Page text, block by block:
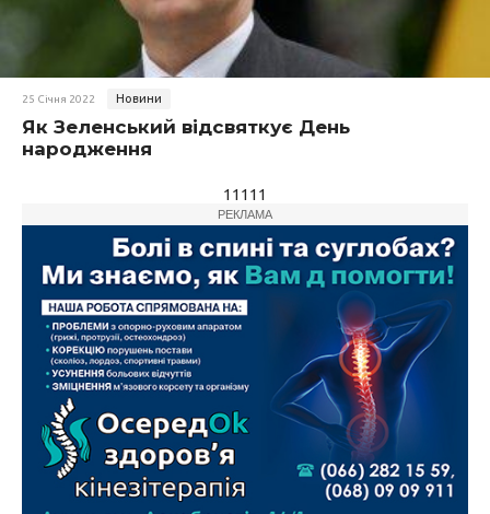
25 Січня 2022 Новини
Як Зеленський відсвяткує День
народження
11111
РЕКЛАМА